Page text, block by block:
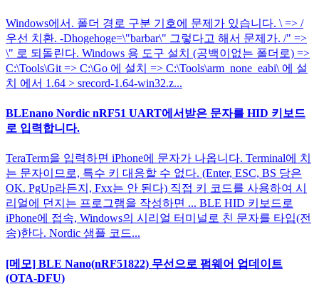
Windows에서. 폴더 경로 구분 기호에 문제가 있습니다. \ => /
우선 치환. -Dhogehoge=\"barbar\" 그렇다고 해서 문제가. /" =>
\" 로 되돌린다. Windows 용 도구 설치 (공백이없는 폴더로) =>
C:\Tools\Git => C:\Go 에 설치 => C:\Tools\arm_none_eabi\ 에 설
치 에서 1.64 > srecord-1.64-win32.z...
BLEnano Nordic nRF51 UART에서받은 문자를 HID 키보드
로 입력합니다.
TeraTerm을 입력하면 iPhone에 문자가 나옵니다. Terminal에 치
는 문자이므로, 특수 키 대응할 수 없다. (Enter, ESC, BS 당은
OK. PgUp라든지, Fxx는 안 된다) 직접 키 코드를 사용하여 시
리얼에 던지는 프로그램을 작성하면 ... BLE HID 키보드로
iPhone에 접속, Windows의 시리얼 터미널로 친 문자를 타입(전
송)한다. Nordic 샘플 코드...
[메모] BLE Nano(nRF51822) 무선으로 펌웨어 업데이트
(OTA-DFU)